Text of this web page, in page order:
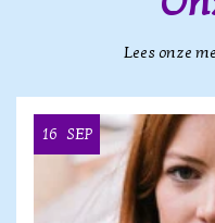
Lees onze
16 SEP